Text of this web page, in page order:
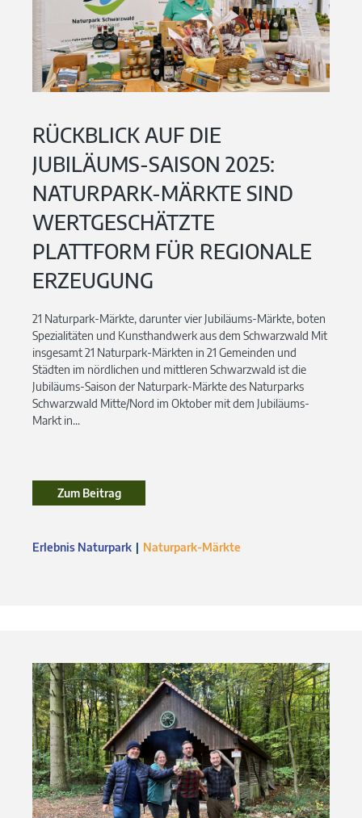
RÜCKBLICK AUF DIE
JUBILÄUMS-SAISON 2025:
NATURPARK-MÄRKTE SIND
WERTGESCHÄTZTE
PLATTFORM FÜR REGIONALE
ERZEUGUNG
21 Naturpark-Märkte, darunter vier Jubiläums-Märkte, boten
Spezialitäten und Kunsthandwerk aus dem Schwarzwald Mit
insgesamt 21 Naturpark-Märkten in 21 Gemeinden und
Städten im nördlichen und mittleren Schwarzwald ist die
Jubiläums-Saison der Naturpark-Märkte des Naturparks
Schwarzwald Mitte/Nord im Oktober mit dem Jubiläums-
Markt in...
Zum BeitragZum Beitrag
Erlebnis Naturpark Naturpark-Märkte